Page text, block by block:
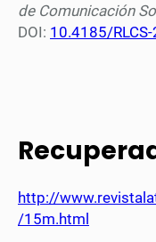
de Comunicación
DOI: 10.4185/
http://
/15m.html